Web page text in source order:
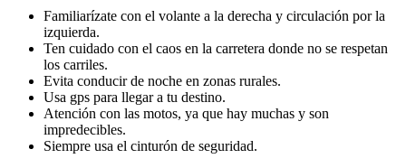
Familiarízate con el volante a la derecha y circulación por la
izquierda.
Ten cuidado con el caos en la carretera donde no se respetan
los carriles.
Evita conducir de noche en zonas rurales.
Usa gps para llegar a tu destino.
Atención con las motos, ya que hay muchas y son
impredecibles.
Siempre usa el cinturón de seguridad.